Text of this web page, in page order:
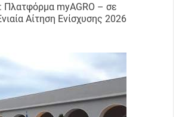
myAGRO – σε
Αίτηση Ενίσχυσης 2026